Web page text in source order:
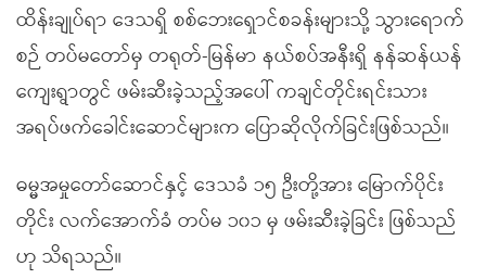
ထိန်းချုပ်ရာ ဒေသရှိ စစ်ဘေးရှောင်စခန်းများသို့ သွားရောက်
စဉ် တပ်မတော်မှ တရုတ်-မြန်မာ နယ်စပ်အနီးရှိ နန်ဆန်ယန်
ကျေးရွာတွင် ဖမ်းဆီးခဲ့သည့်အပေါ် ကချင်တိုင်းရင်းသား
အရပ်ဖက်ခေါင်းဆောင်များက ပြောဆိုလိုက်ခြင်းဖြစ်သည်။
ဓမ္မအမှုတော်ဆောင်နှင့် ဒေသခံ ၁၅ ဦးတို့အား မြောက်ပိုင်း
တိုင်း လက်အောက်ခံ တပ်မ ၁၀၁ မှ ဖမ်းဆီးခဲ့ခြင်း ဖြစ်သည်
ဟု သိရသည်။